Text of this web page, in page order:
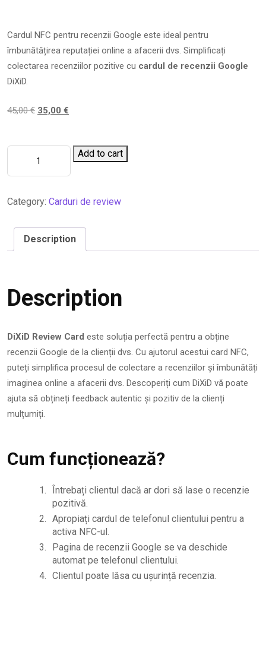
Cardul NFC pentru recenzii Google este ideal pentru
îmbunătățirea reputației online a afacerii dvs. Simplificați
colectarea recenziilor pozitive cu cardul de recenzii Google
DiXiD.
45,00€ 35,00 €
Add to cart
Category: Carduri de review
Description
Description
DiXiD Review Card este soluția perfectă pentru a obține
recenzii Google de la clienții dvs. Cu ajutorul acestui card NFC,
puteți simplifica procesul de colectare a recenziilor și îmbunătăți
imaginea online a afacerii dvs. Descoperiți cum DiXiD vă poate
ajuta să obțineți feedback autentic și pozitiv de la clienți
mulțumiți.
Cum funcționează?
Întrebați clientul dacă ar dori să lase o recenzie
pozitivă.
Apropiați cardul de telefonul clientului pentru a
activa NFC-ul.
Pagina de recenzii Google se va deschide
automat pe telefonul clientului.
Clientul poate lăsa cu ușurință recenzia.